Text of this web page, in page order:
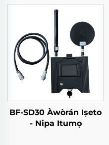
lèe jẹ́ UAV
BF-SD30 Àwòrán Iṣeto
- Nipa Itumọ